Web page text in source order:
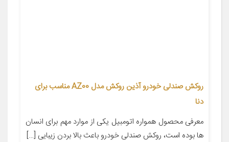
روکش صندلی خودرو آذین روکش مدل AZ00 مناسب برای
دنا
معرفی محصول همواره اتومبیل یکی از موارد مهم برای انسان
ها بوده است، روکش صندلی خودرو باعث بالا بردن زیبایی […]